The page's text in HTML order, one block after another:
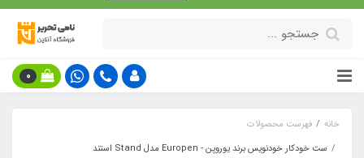
0
خانه
فهرست محصولات
ست خودکار خودنویس برند یوروپن - Europen مدل Stand استند